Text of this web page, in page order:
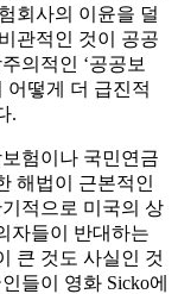
회사의 이윤을 덜
관적인 것이 공공
의적인 ‘공공보
어떻게 더 급진적
.
험이나 국민연금
해법이 근본적인
적으로 미국의 상
자들이 반대하는
큰 것도 사실인 것
들이 영화 Sicko에